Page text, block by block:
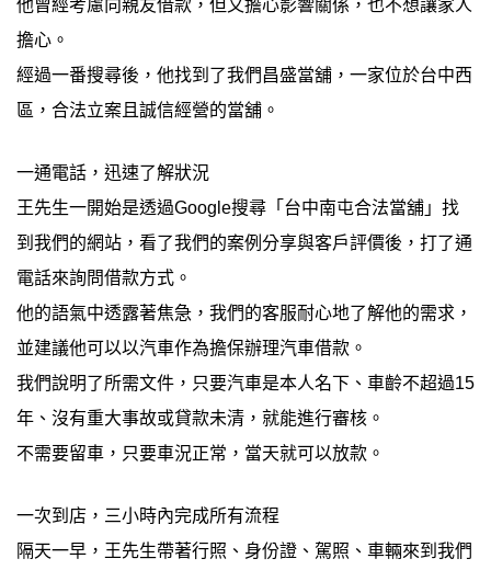
他曾經考慮向親友借款，但又擔心影響關係，也不想讓家人
擔心。
經過一番搜尋後，他找到了我們昌盛當舖，一家位於台中西
區，合法立案且誠信經營的當舖。
一通電話，迅速了解狀況
王先生一開始是透過Google搜尋「台中南屯合法當舖」找
到我們的網站，看了我們的案例分享與客戶評價後，打了通
電話來詢問借款方式。
他的語氣中透露著焦急，我們的客服耐心地了解他的需求，
並建議他可以以汽車作為擔保辦理汽車借款。
我們說明了所需文件，只要汽車是本人名下、車齡不超過15
年、沒有重大事故或貸款未清，就能進行審核。
不需要留車，只要車況正常，當天就可以放款。
一次到店，三小時內完成所有流程
隔天一早，王先生帶著行照、身份證、駕照、車輛來到我們